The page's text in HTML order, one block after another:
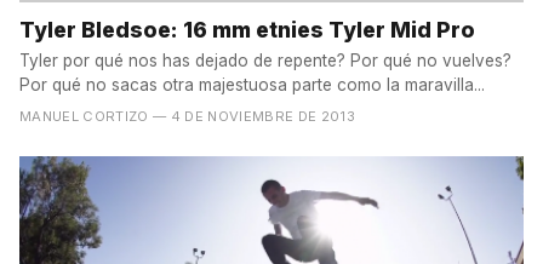
Tyler Bledsoe: 16 mm etnies Tyler Mid Pro
Tyler por qué nos has dejado de repente? Por qué no vuelves?
Por qué no sacas otra majestuosa parte como la maravilla...
MANUEL CORTIZO — 4 DE NOVIEMBRE DE 2013